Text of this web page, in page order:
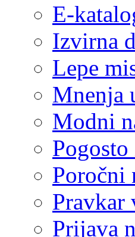
E-
Izvirna
Lepe
Mnenja
Modni
Poročni
Pravkar
Prijava